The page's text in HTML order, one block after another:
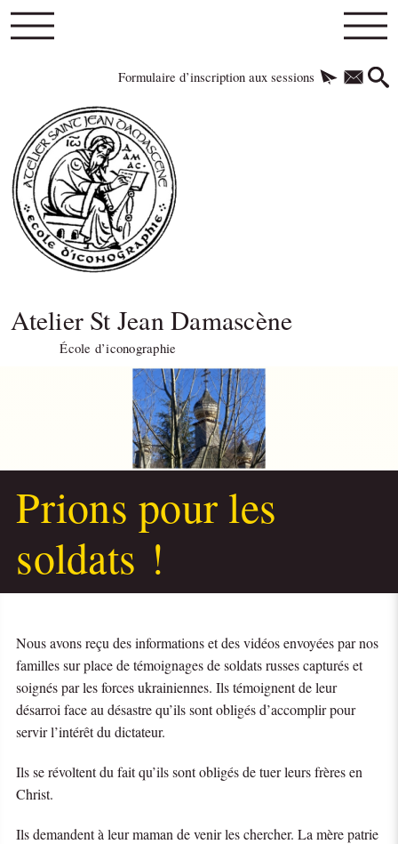
Formulaire d’inscription aux sessions
Atelier St Jean Damascène
École d’iconographie
Prions pour les
soldats !
Nous avons reçu des informations et des vidéos envoyées par nos
familles sur place de témoignages de soldats russes capturés et
soignés par les forces ukrainiennes. Ils témoignent de leur
désarroi face au désastre qu’ils sont obligés d’accomplir pour
servir l’intérêt du dictateur.
Ils se révoltent du fait qu’ils sont obligés de tuer leurs frères en
Christ.
Ils demandent à leur maman de venir les chercher. La mère patrie